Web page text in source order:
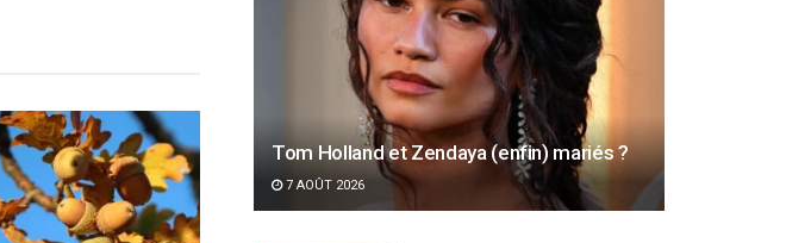
Tom Holland et Zendaya (enfin) mariés ?
7 AOÛT 2026